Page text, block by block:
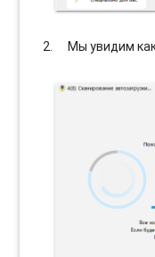
Мы увидим